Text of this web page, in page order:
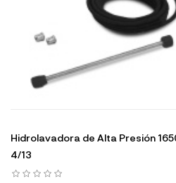
Hidrolavadora de Alta Presión
4/13